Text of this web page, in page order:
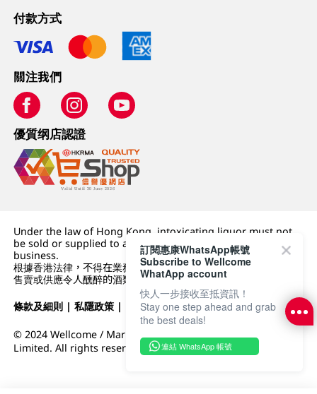
付款方式
關注我們
優質纲店認證
Under the law of Hong Kong, intoxicating liquor must not
be sold or supplied to a minor (under 18) in the course of
business.
根據香港法律，不得在業務過程中，向未成年人 (18 歲以下人士)
售賣或供應令人醺醉的酒類。
條款及細則 |私隱政策 | DFI零售集團
© 2024 Wellcome / Market Place. The Dairy Farm Company
Limited. All rights reserved.
訂閱惠康WhatsApp帳號
Subscribe to Wellcome
WhatApp account
快人一步接收至抵資訊！
Stay one step ahead and grab
the best deals!
連結 WhatsApp 帳號